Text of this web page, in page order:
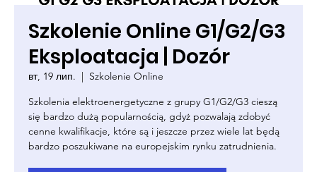
Szkolenie Online G1/G2/G3
Eksploatacja | Dozór
вт, 19 лип.
  |
Szkolenie Online
Szkolenia elektroenergetyczne z grupy G1/G2/G3 cieszą
się bardzo dużą popularnością, gdyż pozwalają zdobyć
cenne kwalifikacje, które są i jeszcze przez wiele lat będą
bardzo poszukiwane na europejskim rynku zatrudnienia.